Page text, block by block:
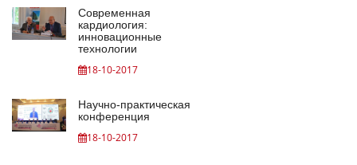
Современная
кардиология:
инновационные
технологии
18-10-2017
Научно-практическая
конференция
18-10-2017